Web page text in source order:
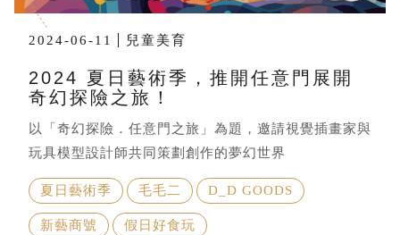
2024-06-11 兒童美育
2024 夏日藝術季，推開任意門展開
奇幻探險之旅！
以「奇幻探險．任意門之旅」為題，邀請視覺插畫家與
玩具模型設計師共同策劃創作的夢幻世界
夏日藝術季 毛毛二 D_D GOODS
新藝商號 假日好食玩